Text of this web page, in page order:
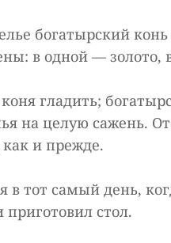
богатырский
в одной — золото,
гладить;
на целую сажень.
и прежде.
в тот самый день,
приготовил стол.